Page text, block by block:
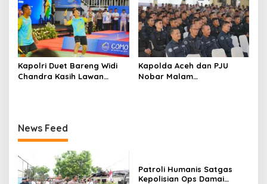
Infrastruktur
Ketenagalistrikan
Kapolri Duet Bareng Widi
Chandra Kasih Lawan
Kapolda Aceh dan PJU
Nobar Malam
News Feed
Patroli Humanis Satgas
Kepolisian Ops Damai